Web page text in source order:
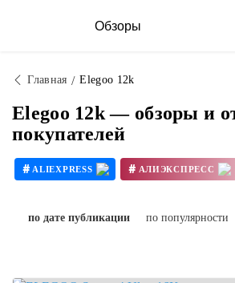
Обзоры
Главная Elegoo 12k
Elegoo 12k — обзоры и
покупателей
# ALIEXPRESS # АЛИЭКСПРЕСС
по дате публикации по популярности